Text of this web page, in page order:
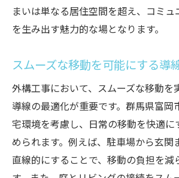
まいは単なる居住空間を超え、コミュ
を生み出す魅力的な場となります。
スムーズな移動を可能にする導
外構工事において、スムーズな移動を
導線の最適化が重要です。群馬県富岡
宅環境を考慮し、日常の移動を快適に
められます。例えば、駐車場から玄関
直線的にすることで、移動の負担を減